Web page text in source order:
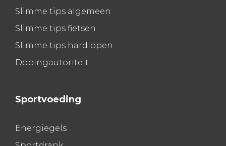
Slimme tips algemeen
Slimme tips fietsen
Slimme tips hardlopen
Dopingautoriteit
Sportvoeding
Energiegels